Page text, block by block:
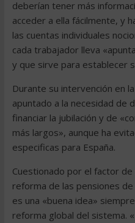
deberían tener más
acceder a ella fácilmente, y
las cuentas individuales
cada trabajador lleva
y que sirve para establecer
Durante su intervención en
apuntado a la necesidad de
financiar la jubilación y de
más largos», aunque ha
especificas para España.
Cuestionado por el factor
reforma de las pensiones
es una «buena idea»
reforma global del sistema.